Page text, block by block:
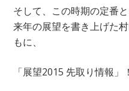
そして、この時期の定番と
来年の展望を書き上げた
もに、
「展望2015 先取り情報」！